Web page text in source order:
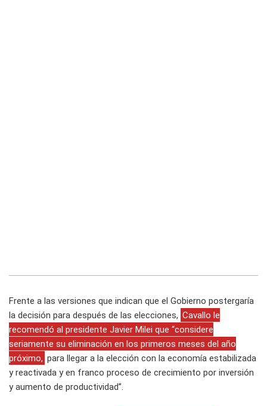
Frente a las versiones que indican que el Gobierno postergaría
la decisión para después de las elecciones, Cavallo le
recomendó al presidente Javier Milei que “considere
seriamente su eliminación en los primeros meses del año
próximo, para llegar a la elección con la economía estabilizada
y reactivada y en franco proceso de crecimiento por inversión
y aumento de productividad”.